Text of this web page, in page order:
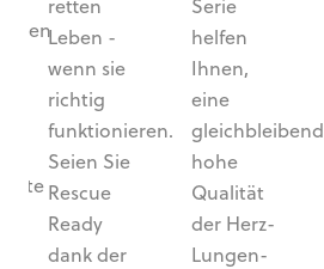
retten
Leben -
wenn sie
richtig
funktionieren.
Seien Sie
Rescue
Ready
dank der
Serie
helfen
Ihnen,
eine
gleichbleibend
hohe
Qualität
der Herz-
Lungen-